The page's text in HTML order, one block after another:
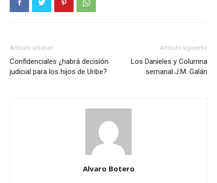
Artículo anterior
Confidenciales ¿habrá decisión
judicial para los hijos de Uribe?
Artículo siguiente
Los Danieles y Columna
semanal J.M. Galán
Alvaro Botero